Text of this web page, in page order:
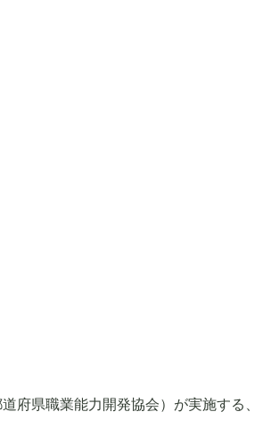
府県職業能力開発協会）が実施する、